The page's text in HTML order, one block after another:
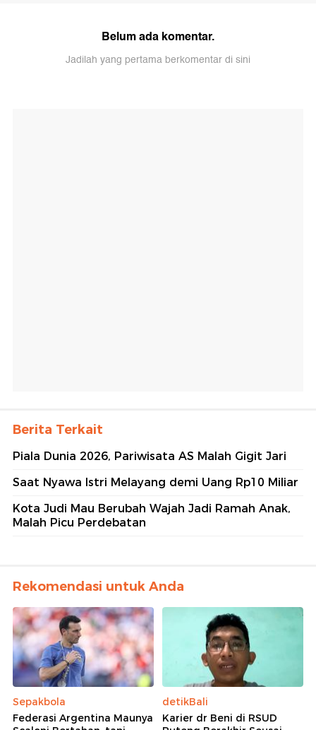
Belum ada komentar.
Jadilah yang pertama berkomentar di sini
Berita Terkait
Piala Dunia 2026, Pariwisata AS Malah Gigit Jari
Saat Nyawa Istri Melayang demi Uang Rp10 Miliar
Kota Judi Mau Berubah Wajah Jadi Ramah Anak,
Malah Picu Perdebatan
Rekomendasi untuk Anda
Sepakbola
Federasi Argentina Maunya
detikBali
Karier dr Beni di RSUD